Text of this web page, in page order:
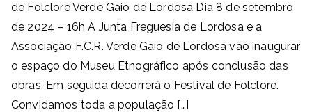
de Folclore Verde Gaio de Lordosa Dia 8 de setembro
de 2024 – 16h A Junta Freguesia de Lordosa e a
Associação F.C.R. Verde Gaio de Lordosa vão inaugurar
o espaço do Museu Etnográfico após conclusão das
obras. Em seguida decorrerá o Festival de Folclore.
Convidamos toda a população […]